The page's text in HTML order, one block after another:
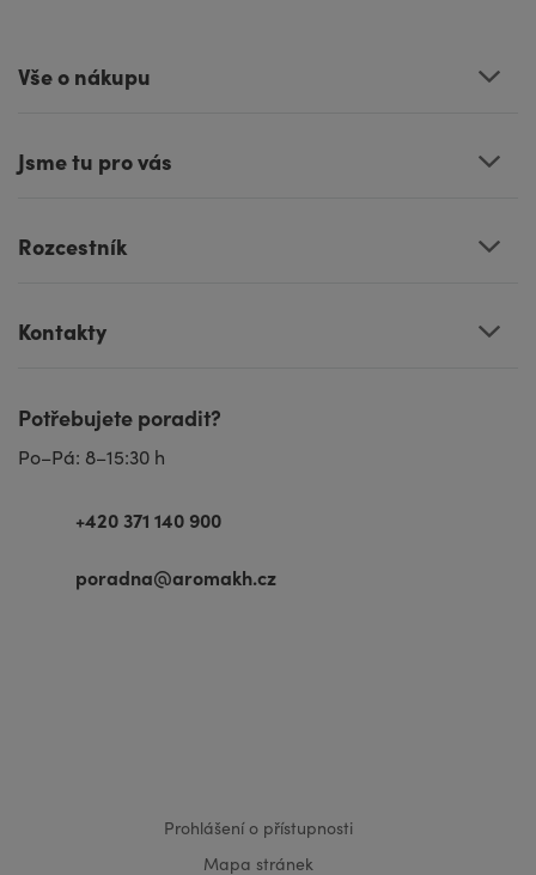
Vše o nákupu
Jsme tu pro vás
Rozcestník
Kontakty
Potřebujete poradit?
Po–Pá: 8–15:30 h
+420 371 140 900
poradna@aromakh.cz
Prohlášení o přístupnosti
Mapa stránek